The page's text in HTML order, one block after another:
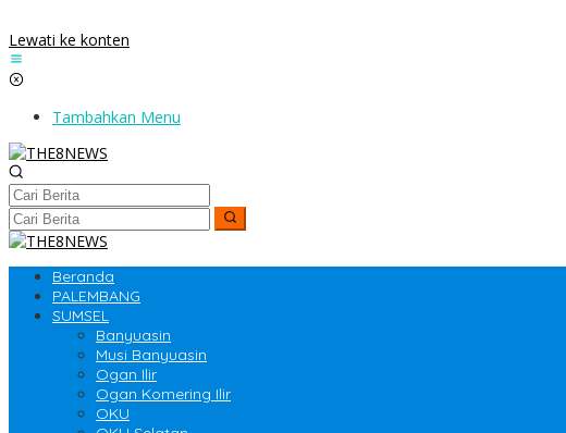
Lewati ke konten
Tambahkan Menu
Beranda
PALEMBANG
SUMSEL
Banyuasin
Musi Banyuasin
Ogan Ilir
Ogan Komering Ilir
OKU